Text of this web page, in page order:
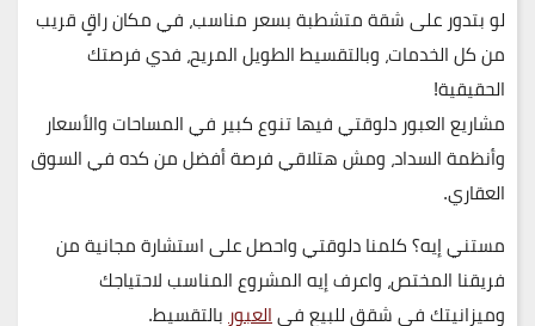
لو بتدور على شقة متشطبة بسعر مناسب، في مكان راقٍ قريب
من كل الخدمات، وبالتقسيط الطويل المريح، فدي فرصتك
الحقيقية!
مشاريع العبور دلوقتي فيها تنوع كبير في المساحات والأسعار
وأنظمة السداد، ومش هتلاقي فرصة أفضل من كده في السوق
العقاري.
مستني إيه؟ كلمنا دلوقتي واحصل على استشارة مجانية من
فريقنا المختص، واعرف إيه المشروع المناسب لاحتياجك
وميزانيتك في شقق للبيع فيالعبوربالتقسيط.